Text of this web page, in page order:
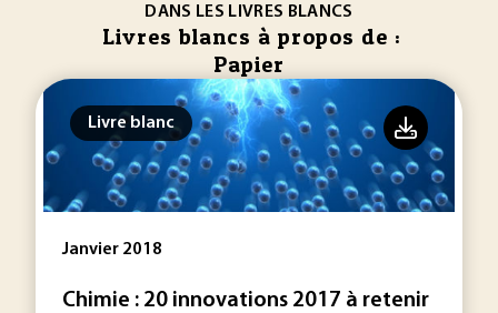
DANS LES LIVRES BLANCS
Livres blancs à propos de :
Papier
Livre blanc
Janvier 2018
Chimie : 20 innovations 2017 à retenir